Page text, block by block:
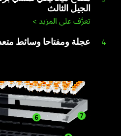
الجيل الثالث
تعرَّف على المزيد >
4
عجلة ومفتاحا وسائط